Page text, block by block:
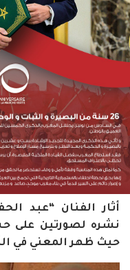
أثار الفنان “عبد
نشره لصورتين على
حيث ظهر المعني في